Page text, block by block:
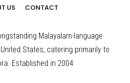
US CONTACT
Malayalam-language
States, catering primarily to
Established in 2004